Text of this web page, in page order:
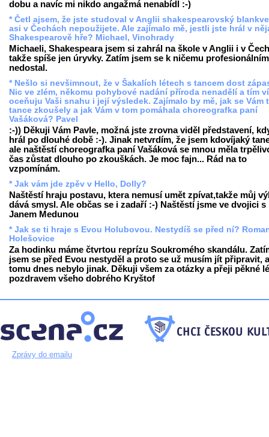
dobu a navíc mi nikdo angažmá nenabídl :-)
* Četl ajsem, že jste studoval v Anglii shakespearovský
asi v Čechách nepoužijete. Ale zajímalo mě, jestli jste hrál v
Shakespearově hře? Michael, Vinohrady
Michaeli, Shakespeara jsem si zahrál na škole v Anglii i v
takže spíše jen úryvky. Zatím jsem se k ničemu
nedostal.
* Nešlo si nevšimnout, že v Šakalích létech s tancem dost
Nic ve zlém, někomu pohybové nadání příroda nenadělí a tím
oceňuju Vaši snahu i její výsledek. Zajímalo by mě, jak se Vám
tance zkoušely a jak Vám v tom pomáhala choreografka paní
Vašáková? Pavel
:-)) Děkuji Vám Pavle, možná jste zrovna viděl představení,
hrál po dlouhé době :-). Jinak netvrdím, že jsem kdovíjaký
ale naštěstí choreografka paní Vašáková se mnou měla
čas zůstat dlouho po zkouškách. Je moc fajn... Rád na to
vzpomínám.
* Jak vám jde zpěv v Hello, Dolly?
Naštěstí hraju postavu, ktera nemusí umět zpívat,takže můj
dává smysl. Ale občas se i zadaří :-) Naštěstí jsme ve dvojici s
Janem Medunou
* Jak se ti hraje s Evou Holubovou. Nestydíš se před ní?
Holešovice
Za hodinku máme čtvrtou reprízu Soukromého skandálu.
jsem se před Evou nestyděl a proto se už musím jít připravit,
tomu dnes nebylo jinak. Děkuji všem za otázky a přeji pěkné
pozdravem všeho dobrého Kryštof
Zprávy do emailu